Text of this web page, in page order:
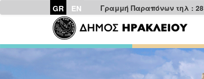
GR EN Γραμμή Παραπόνων τηλ :